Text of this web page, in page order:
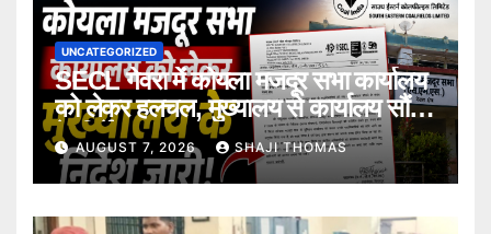
UNCATEGORIZED
SECL गेवरा में कोयला मजदूर सभा कार्यालय
को लेकर हलचल, मुख्यालय से कार्यालय सौंपने
के निर्देश।
AUGUST 7, 2026 SHAJI THOMAS